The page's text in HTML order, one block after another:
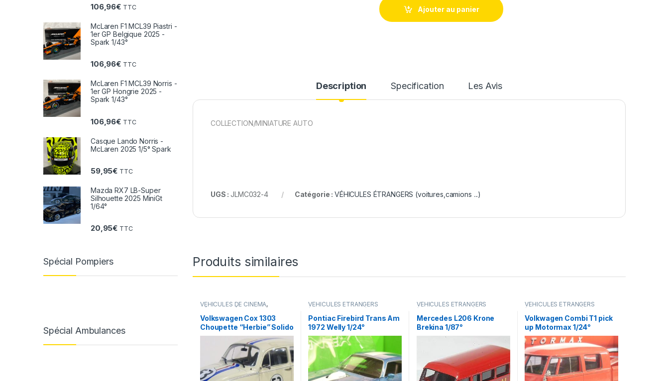
Ajouter au panier
Description Specification Les Avis
COLLECTION/MINIATURE AUTO
UGS :JLMC032-4 Catégorie : VÉHICULES ÉTRANGERS (voitures,camions ...)
Produits similaires
VÉHICULES DE CINEMA,
(voitures,camions ...)
Volkswagen Cox 1303
Choupette “Herbie” Solido
1/18°
VÉHICULES ÉTRANGERS
(voitures,camions ...)
Pontiac Firebird Trans Am
1972 Welly 1/24°
VÉHICULES ÉTRANGERS
(voitures,camions ...)
Mercedes L206 Krone
Brekina 1/87°
VÉHICULES ÉTRANGERS
(voitures,camions ...)
Volkwagen Combi T1 pick
up Motormax 1/24°
106,96€ TTC
McLaren F1 MCL39 Piastri -
1er GP Belgique 2025 -
Spark 1/43°
106,96€ TTC
McLaren F1 MCL39 Norris -
1er GP Hongrie 2025 -
Spark 1/43°
106,96€ TTC
Casque Lando Norris -
McLaren 2025 1/5° Spark
59,95€ TTC
Mazda RX7 LB-Super
Silhouette 2025 MiniGt
1/64°
20,95€ TTC
Spécial Pompiers
Spécial Ambulances